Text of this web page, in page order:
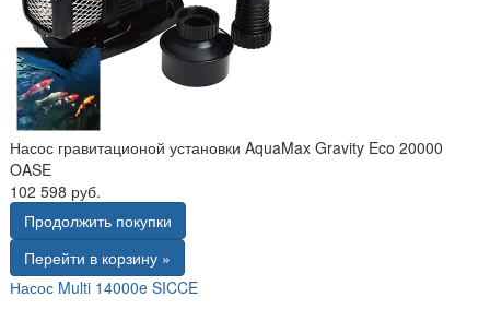
Насос гравитационой установки AquaMax Gravity Eco 20000
OASE
102 598 руб.
Продолжить покупки
Перейти в корзину »
Насос Multi 14000e SICCE